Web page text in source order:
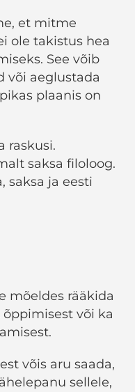
et mitme
ole takistus hea
See võib
või aeglustada
plaanis on
raskusi.
saksa filoloog.
saksa ja eesti
mõeldes rääkida
või ka
võis aru saada,
sellele,